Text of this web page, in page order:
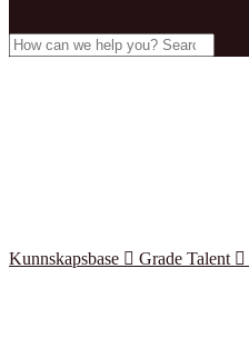
Kunnskapsbase  Grade Talent 